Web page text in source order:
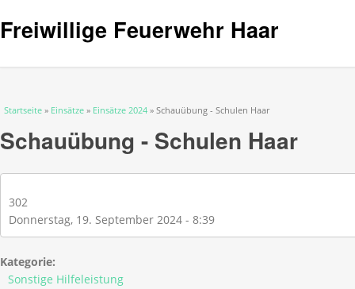
Freiwillige Feuerwehr Haar
Sie sind hier
Startseite » Einsätze » Einsätze 2024 » Schauübung - Schulen Haar
Schauübung - Schulen Haar
302
Donnerstag, 19. September 2024 - 8:39
Kategorie:
Sonstige Hilfeleistung